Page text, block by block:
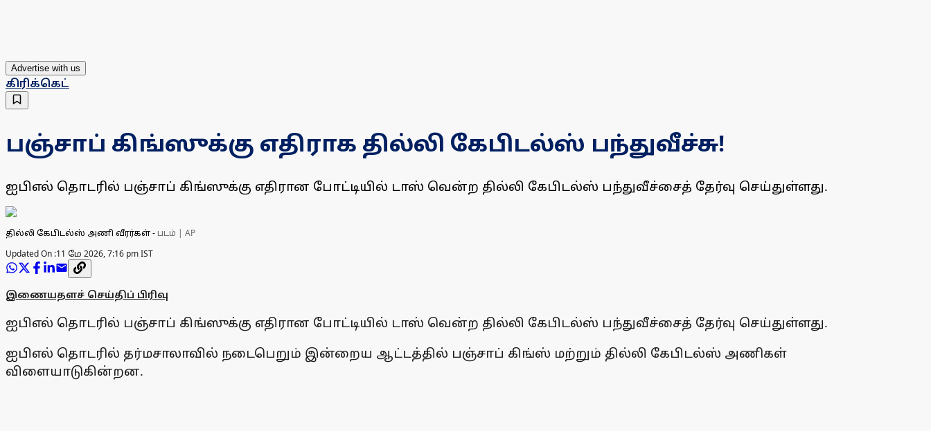
Advertise with us
கிரிக்கெட்
பஞ்சாப் கிங்ஸுக்கு எதிராக தில்லி கேபிடல்ஸ் பந்துவீச்சு!
ஐபிஎல் தொடரில் பஞ்சாப் கிங்ஸுக்கு எதிரான போட்டியில் டாஸ் வென்ற தில்லி கேபிடல்ஸ் பந்துவீச்சைத் தேர்வு செய்துள்ளது.
தில்லி கேபிடல்ஸ் அணி வீரர்கள்- படம் | AP
Updated On :11 மே 2026, 7:16 pm IST
இணையதளச் செய்திப் பிரிவு
ஐபிஎல் தொடரில் பஞ்சாப் கிங்ஸுக்கு எதிரான போட்டியில் டாஸ் வென்ற தில்லி கேபிடல்ஸ் பந்துவீச்சைத் தேர்வு செய்துள்ளது.
ஐபிஎல் தொடரில் தர்மசாலாவில் நடைபெறும் இன்றைய ஆட்டத்தில் பஞ்சாப் கிங்ஸ் மற்றும் தில்லி கேபிடல்ஸ் அணிகள்
விளையாடுகின்றன.